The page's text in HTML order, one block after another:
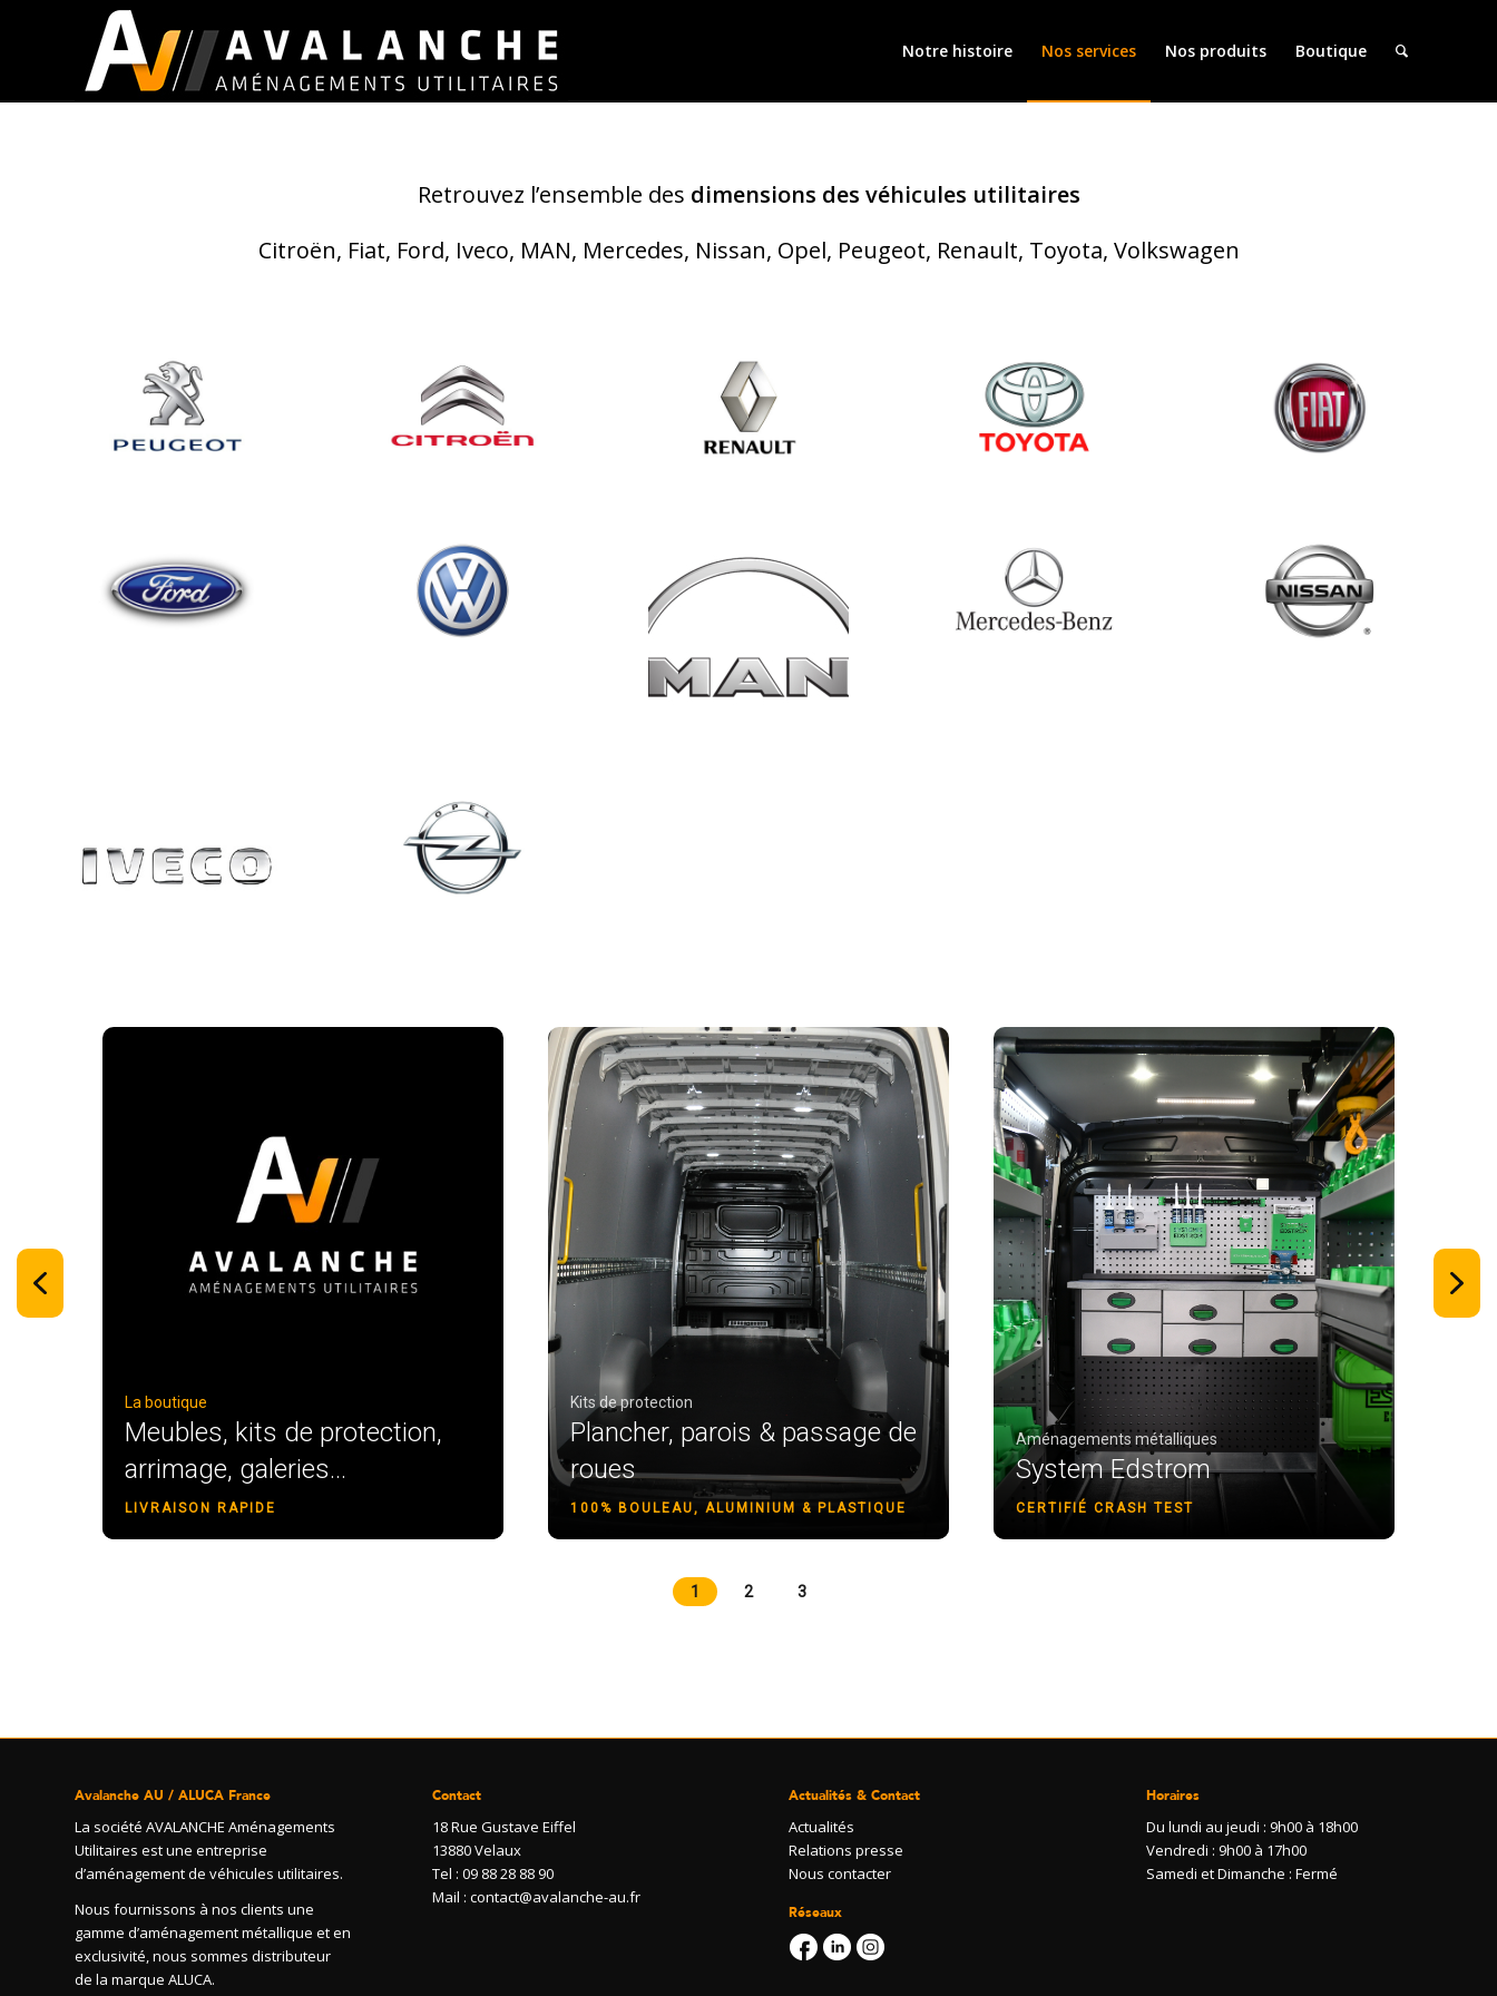
Notre histoire Nos services Nos produits Boutique
Retrouvez l’ensemble des dimensions des véhicules utilitaires
Citroën, Fiat, Ford, Iveco, MAN, Mercedes, Nissan, Opel, Peugeot, Renault, Toyota, Volkswagen
La boutique
Meubles, kits de protection,
arrimage, galeries...
LIVRAISON RAPIDE
Kits de protection
Plancher, parois & passage de
roues
100% BOULEAU, ALUMINIUM & PLASTIQUE
Aménagements métalliques
System Edstrom
CERTIFIÉ CRASH TEST
1 2 3
Avalanche AU / ALUCA France
La société AVALANCHE Aménagements
Utilitaires est une entreprise
d’aménagement de véhicules utilitaires.
Nous fournissons à nos clients une
gamme d’aménagement métallique et en
exclusivité, nous sommes distributeur
de la marque ALUCA.
Contact
18 Rue Gustave Eiffel
13880 Velaux
Tel : 09 88 28 88 90
Mail : contact@avalanche-au.fr
Actualités & Contact
Actualités
Relations presse
Nous contacter
Réseaux
Horaires
Du lundi au jeudi : 9h00 à 18h00
Vendredi : 9h00 à 17h00
Samedi et Dimanche : Fermé